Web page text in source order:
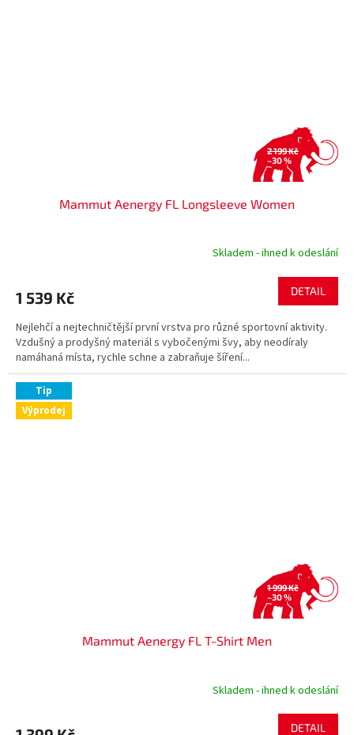
2 199 Kč
–30 %
Mammut Aenergy FL Longsleeve Women
Skladem - ihned k odeslání
1 539 Kč DETAIL
Nejlehčí a nejtechničtější první vrstva pro různé sportovní aktivity.
Vzdušný a prodyšný materiál s vybočenými švy, aby neodíraly
namáhaná místa, rychle schne a zabraňuje šíření...
Tip
Výprodej
1 999 Kč
–30 %
Mammut Aenergy FL T-Shirt Men
Skladem - ihned k odeslání
DETAIL